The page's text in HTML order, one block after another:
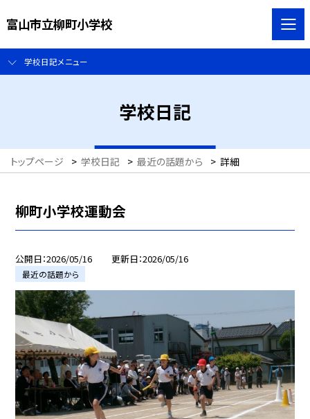
富山市立柳町小学校
学校日記メニュー
学校日記
トップページ > 学校日記 > 最近の話題から > 詳細
柳町小学校運動会
公開日 2026/05/16 更新日 2026/05/16
最近の話題から